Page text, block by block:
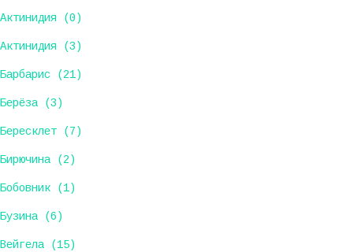
Актинидия (0)
Актинидия (3)
Барбарис (21)
Берёза (3)
Бересклет (7)
Бирючина (2)
Бобовник (1)
Бузина (6)
Вейгела (15)